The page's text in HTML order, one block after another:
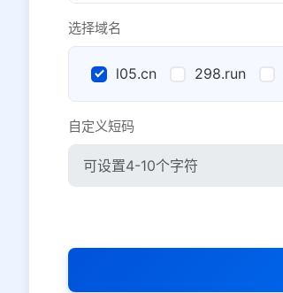
选择域名
l05.cn 298.run
自定义短码
社交平台 电商平台
选择防红平台类型，避免链接被拦截